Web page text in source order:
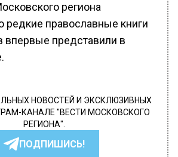
региона
редкие православные книги
впервые представили в
НОВОСТЕЙ И ЭКСКЛЮЗИВНЫХ
КАНАЛЕ "ВЕСТИ МОСКОВСКОГО
РЕГИОНА".
ПОДПИШИСЬ!